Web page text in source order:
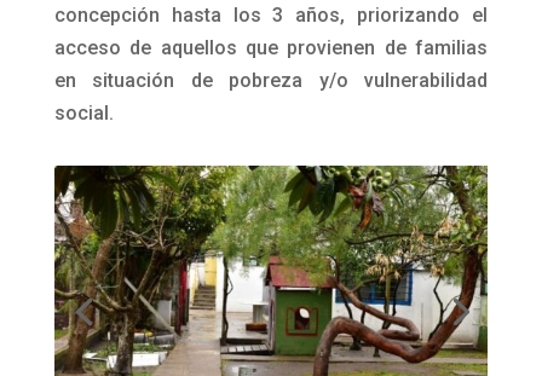
concepción hasta los 3 años, priorizando el
acceso de aquellos que provienen de familias
en situación de pobreza y/o vulnerabilidad
social.